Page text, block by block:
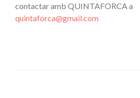
contactar amb QUINTAFORCA a
quintaforca@gmail.com